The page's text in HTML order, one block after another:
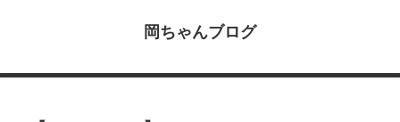
岡ちゃんブログ